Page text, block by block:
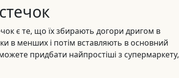
є те, що їх збирають догори дригом в
в менших і потім вставляють в основний
придбати найпростіші з супермаркету,